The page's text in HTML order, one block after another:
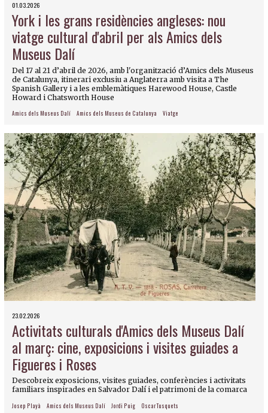
01.03.2026
York i les grans residències angleses: nou
viatge cultural d'abril per als Amics dels
Museus Dalí
Del 17 al 21 d’abril de 2026, amb l'organització d’Amics dels Museus
de Catalunya, itinerari exclusiu a Anglaterra amb visita a The
Spanish Gallery i a les emblemàtiques Harewood House, Castle
Howard i Chatsworth House
Amics dels Museus Dalí Amics dels Museus de Catalunya Viatge
23.02.2026
Activitats culturals d'Amics dels Museus Dalí
al març: cine, exposicions i visites guiades a
Figueres i Roses
Descobreix exposicions, visites guiades, conferències i activitats
familiars inspirades en Salvador Dalí i el patrimoni de la comarca
Josep Playà Amics dels Museus Dalí Jordi Puig Oscar Tusquets